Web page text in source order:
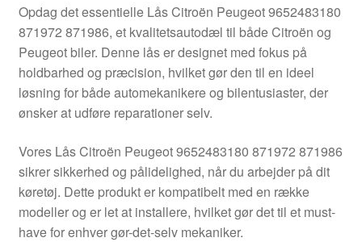
Klageprocedure
Kontakte
Levering
Min Konto
Opdag det essentielle Lås Citroën Peugeot 9652483180
871972 871986, et kvalitetsautodæl til både Citroën og
Peugeot biler. Denne lås er designet med fokus på
holdbarhed og præcision, hvilket gør den til en ideel
løsning for både automekanikere og bilentusiaster, der
ønsker at udføre reparationer selv.
Vores Lås Citroën Peugeot 9652483180 871972 871986
sikrer sikkerhed og pålidelighed, når du arbejder på dit
køretøj. Dette produkt er kompatibelt med en række
modeller og er let at installere, hvilket gør det til et must-
have for enhver gør-det-selv mekaniker.